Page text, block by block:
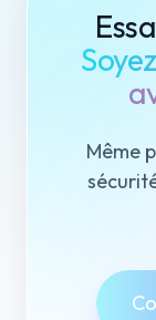
Même